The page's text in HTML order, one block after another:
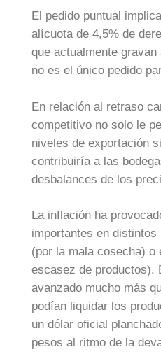
El pedido puntual
alícuota de 4,5% de
que actualmente
no es el único pedido
En relación al retraso
competitivo no solo le
niveles de exportación
contribuiría a las
desbalances de los
La inflación ha
importantes en
(por la mala cosecha) o
escasez de productos).
avanzado mucho más
podían liquidar los
un dólar oficial
pesos al ritmo de la